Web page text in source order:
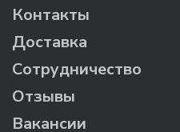
Контакты
Доставка
Сотрудничество
Отзывы
Вакансии